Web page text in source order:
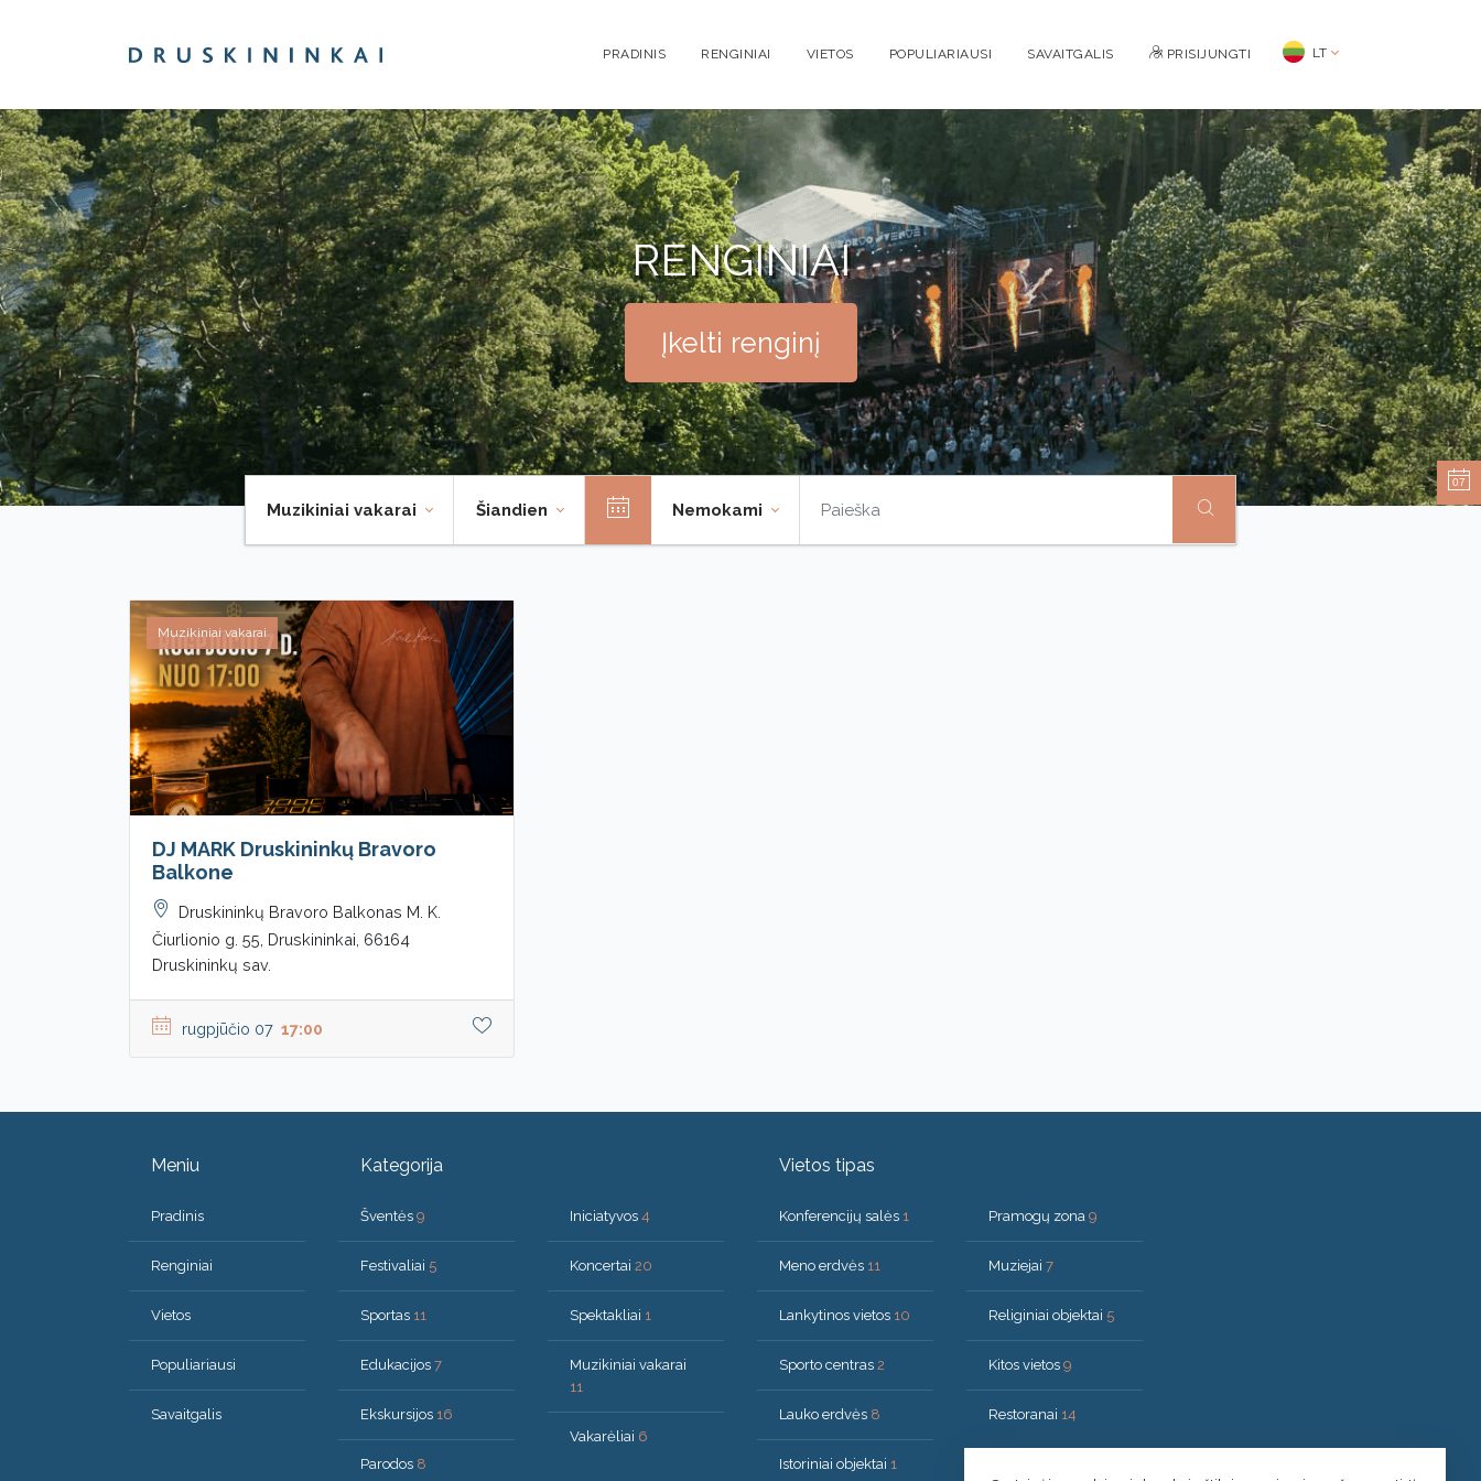
PRADINIS RENGINIAI VIETOS POPULIARIAUSI SAVAITGALIS PRISIJUNGTI LT
RENGINIAI
Įkelti renginį
Muzikiniai vakarai Šiandien Nemokami
Muzikiniai vakarai
DJ MARK Druskininkų Bravoro
Balkone
Druskininkų Bravoro Balkonas M. K.
Čiurlionio g. 55, Druskininkai, 66164
Druskininkų sav.
rugpjūčio 07 17:00
Meniu
Pradinis
Renginiai
Vietos
Populiariausi
Savaitgalis
Kategorija
Šventės 9
Festivaliai 5
Sportas 11
Edukacijos 7
Ekskursijos 16
Parodos 8
Iniciatyvos 4
Koncertai 20
Spektakliai 1
Muzikiniai vakarai
11
Vakarėliai 6
Vietos tipas
Konferencijų salės 1
Meno erdvės 11
Lankytinos vietos 10
Sporto centras 2
Lauko erdvės 8
Istoriniai objektai 1
Pramogų zona 9
Muziejai 7
Religiniai objektai 5
Kitos vietos 9
Restoranai 14
07